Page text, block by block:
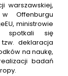
warszawskiej,
Offenburgu
ministrowie
spotkali się
deklaracja
na naukę,
badań